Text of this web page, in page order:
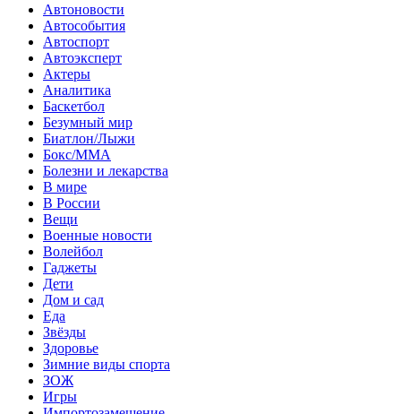
Автоновости
Автособытия
Автоспорт
Автоэксперт
Актеры
Аналитика
Баскетбол
Безумный мир
Биатлон/Лыжи
Бокс/MMA
Болезни и лекарства
В мире
В России
Вещи
Военные новости
Волейбол
Гаджеты
Дети
Дом и сад
Еда
Звёзды
Здоровье
Зимние виды спорта
ЗОЖ
Игры